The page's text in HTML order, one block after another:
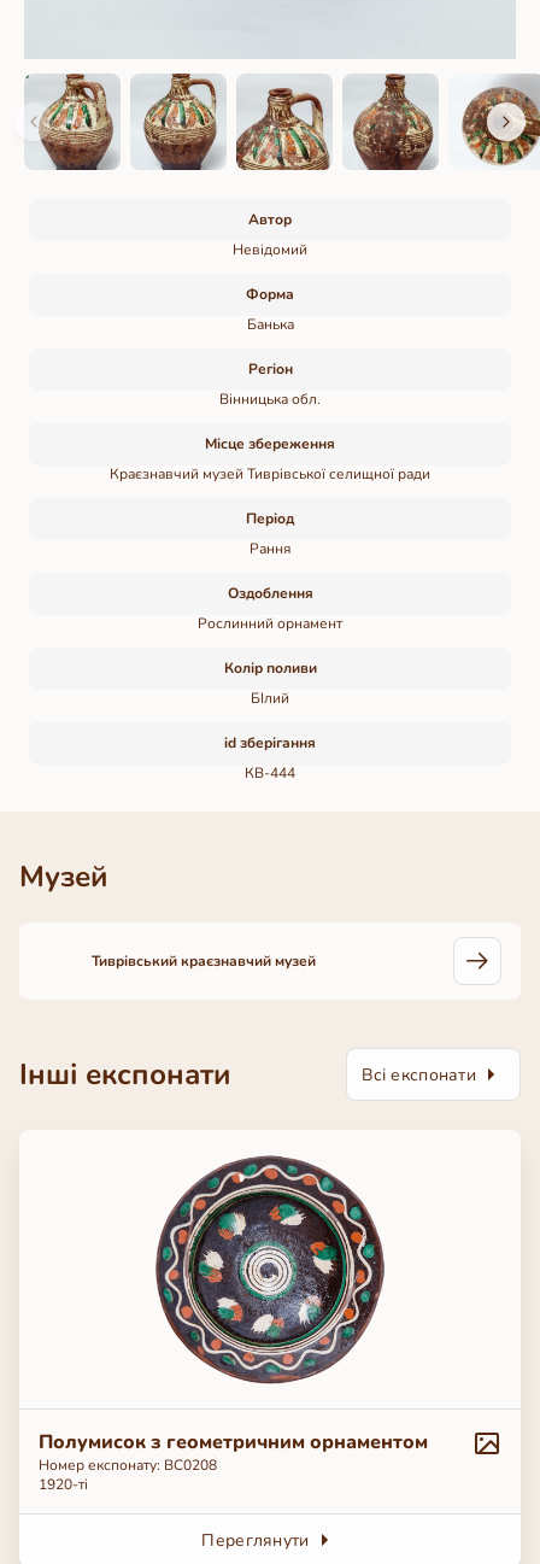
Автор
Невідомий
Форма
Банька
Регіон
Вінницька обл.
Місце збереження
Краєзнавчий музей Тиврівської селищної ради
Період
Рання
Оздоблення
Рослинний орнамент
Колір поливи
БІлий
id зберігання
КВ-444
Музей
Тиврівський краєзнавчий музей
Інші експонати Всі експонати
Полумисок з геометричним орнаментом
Номер експонату: ВС0208
1920-ті
Переглянути